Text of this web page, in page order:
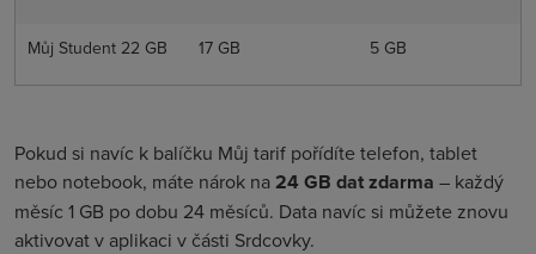
Můj Student 22 GB 17 GB 5 GB
Pokud si navíc k balíčku Můj tarif pořídíte telefon, tablet
nebo notebook, máte nárok na24 GB dat zdarma – každý
měsíc 1 GB po dobu 24 měsíců. Data navíc si můžete znovu
aktivovat v aplikaci v části Srdcovky.